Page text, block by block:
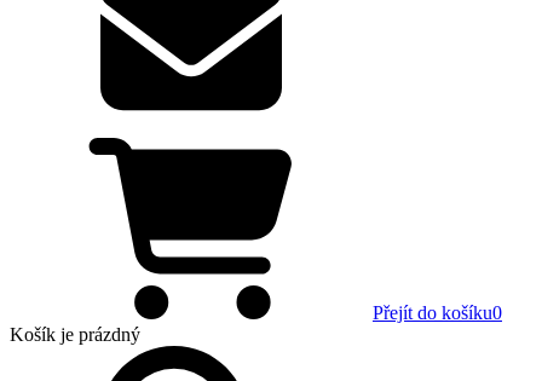
Přejít do košíku0
Košík je prázdný